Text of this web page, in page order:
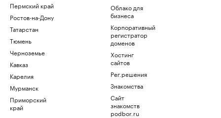
Пермский край
Ростов-на-Дону
Татарстан
Тюмень
Черноземье
Кавказ
Карелия
Мурманск
Приморский
край
Облако для
бизнеса
Корпоративный
регистратор
доменов
Хостинг
сайтов
Рег.решения
Знакомства
Сайт
знакомств
podbor.ru